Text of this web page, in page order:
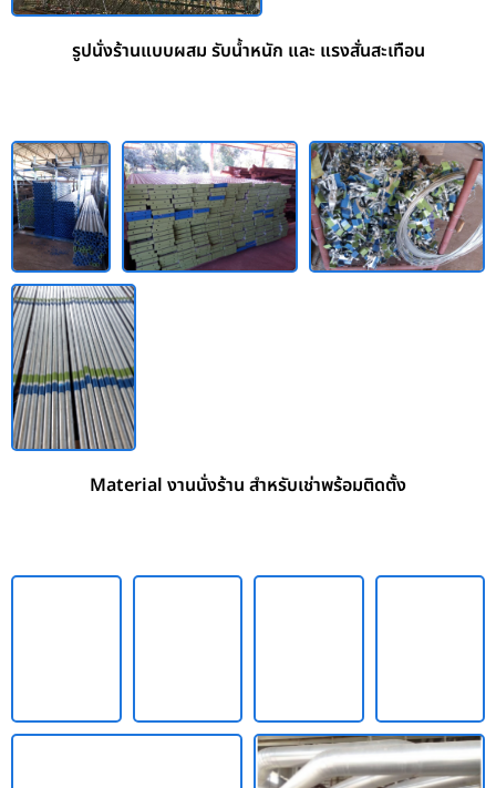
รูปนั่งร้านแบบผสม รับน้ำหนัก และ แรงสั่นสะเทือน
Material งานนั่งร้าน สำหรับเช่าพร้อมติดตั้ง